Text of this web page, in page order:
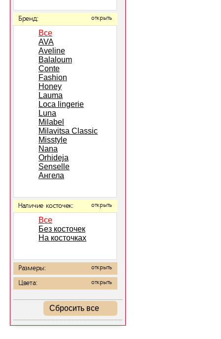
Бренд: открыть
Все
AVA
Aveline
Balaloum
Conte
Fashion
Honey
Lauma
Loca lingerie
Luna
Milabel
Milavitsa Classic
Misstyle
Nana
Orhideja
Senselle
Ангела
Наличие косточек: открыть
Все
Без косточек
На косточках
Размеры: открыть
Цвета: открыть
Сбросить все